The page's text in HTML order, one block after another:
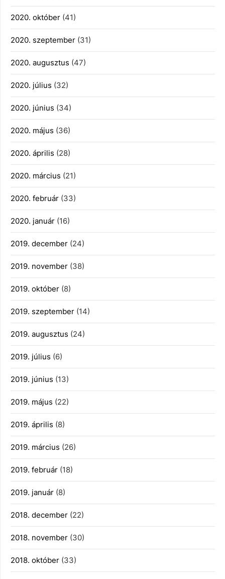
2020. október (41)
2020. szeptember (31)
2020. augusztus (47)
2020. július (32)
2020. június (34)
2020. május (36)
2020. április (28)
2020. március (21)
2020. február (33)
2020. január (16)
2019. december (24)
2019. november (38)
2019. október (8)
2019. szeptember (14)
2019. augusztus (24)
2019. július (6)
2019. június (13)
2019. május (22)
2019. április (8)
2019. március (26)
2019. február (18)
2019. január (8)
2018. december (22)
2018. november (30)
2018. október (33)